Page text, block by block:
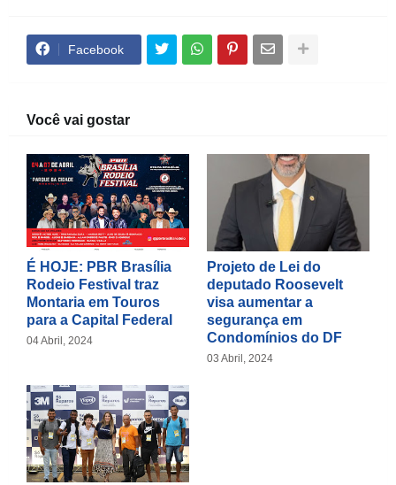
Facebook
Você vai gostar
É HOJE: PBR Brasília
Rodeio Festival traz
Montaria em Touros
para a Capital Federal
04 Abril, 2024
Projeto de Lei do
deputado Roosevelt
visa aumentar a
segurança em
Condomínios do DF
03 Abril, 2024